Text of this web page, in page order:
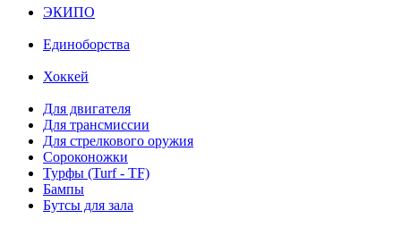
ЭКИПО
Единоборства
Хоккей
Для двигателя
Для трансмиссии
Для стрелкового оружия
Сороконожки
Турфы (Turf - TF)
Бампы
Бутсы для зала